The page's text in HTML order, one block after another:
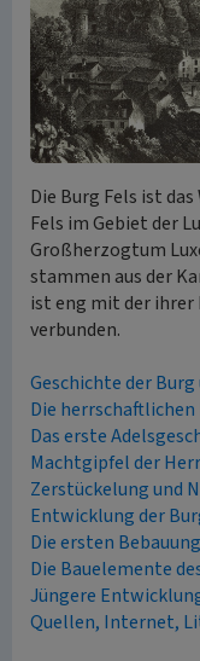
Die Burg Fels ist
Fels im Gebiet der
Großherzogtum
stammen aus der
ist eng mit der
verbunden.
Geschichte der
Die herrschaftlichen
Das erste
Machtgipfel der
Zerstückelung und
Entwicklung der
Die ersten
Die Bauelemente
Jüngere
Quellen, Internet,